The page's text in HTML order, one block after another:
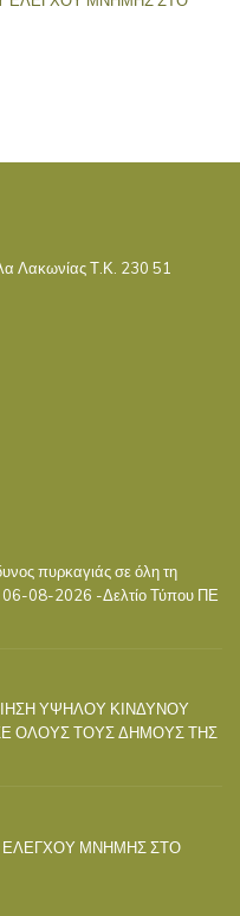
Λακωνίας Τ.Κ. 230 51
πυρκαγιάς σε όλη τη
06-08-2026 -Δελτίο Τύπου ΠΕ
ΥΨΗΛΟΥ ΚΙΝΔΥΝΟΥ
ΟΛΟΥΣ ΤΟΥΣ ΔΗΜΟΥΣ ΤΗΣ
ΜΝΗΜΗΣ ΣΤΟ